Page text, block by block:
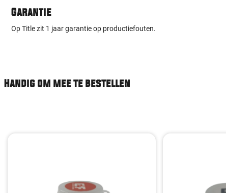
Garantie
Op Title zit 1 jaar garantie op productiefouten.
Handig om mee te bestellen